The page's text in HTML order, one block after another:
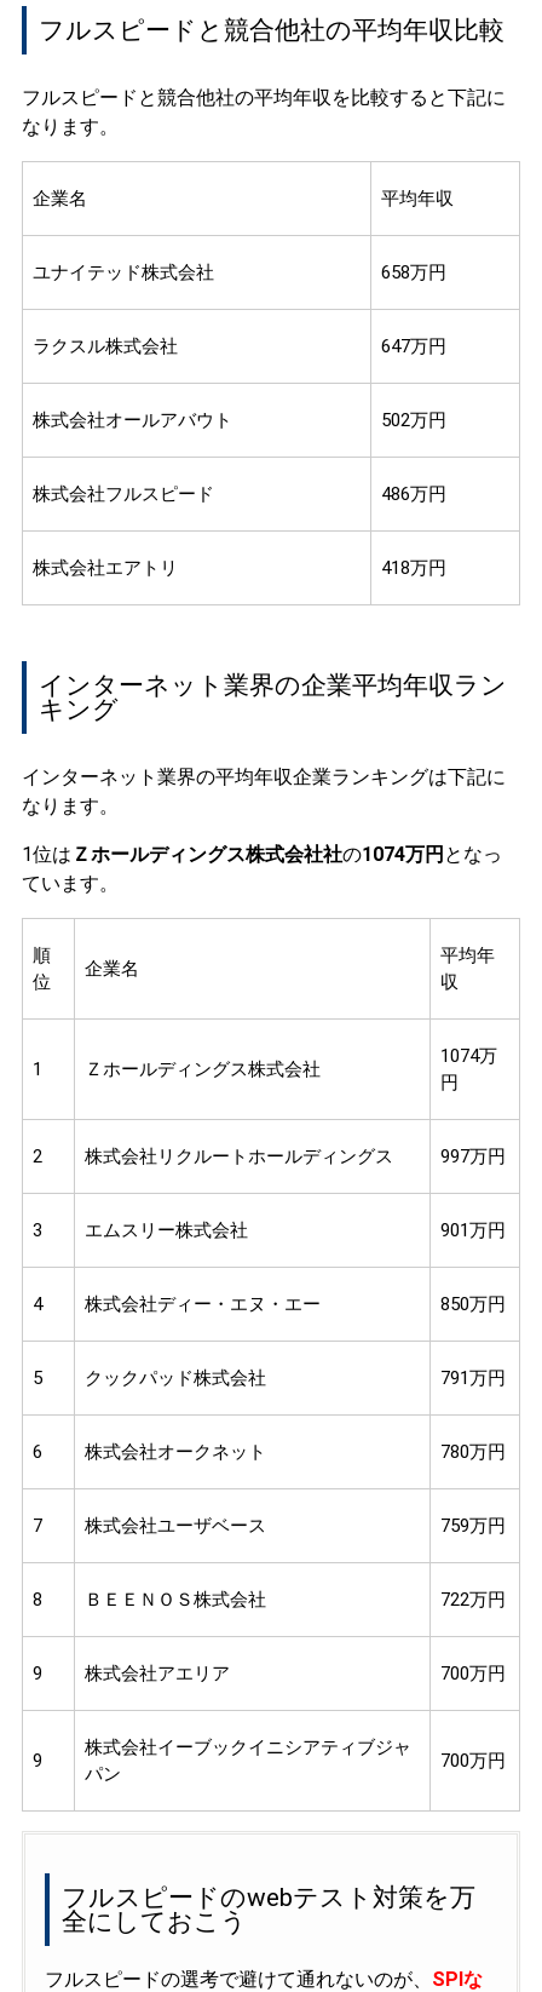
フルスピードと競合他社の平均年収比較
フルスピードと競合他社の平均年収を比較すると下記に
なります。
企業名 平均年収
ユナイテッド株式会社 658万円
ラクスル株式会社 647万円
株式会社オールアバウト 502万円
株式会社フルスピード 486万円
株式会社エアトリ 418万円
インターネット業界の企業平均年収ラン
キング
インターネット業界の平均年収企業ランキングは下記に
なります。
1位は Ｚホールディングス株式会社社の1074万円 となっ
ています。
順
位
企業名
平均年
収
1 Ｚホールディングス株式会社
1074万
円
2 株式会社リクルートホールディングス 997万円
3 エムスリー株式会社 901万円
4 株式会社ディー・エヌ・エー 850万円
5 クックパッド株式会社 791万円
6 株式会社オークネット 780万円
7 株式会社ユーザベース 759万円
8 ＢＥＥＮＯＳ株式会社 722万円
9 株式会社アエリア 700万円
9
株式会社イーブックイニシアティブジャ
パン
700万円
フルスピードのwebテスト対策を万
全にしておこう
フルスピードの選考で避けて通れないのが、 SPIな